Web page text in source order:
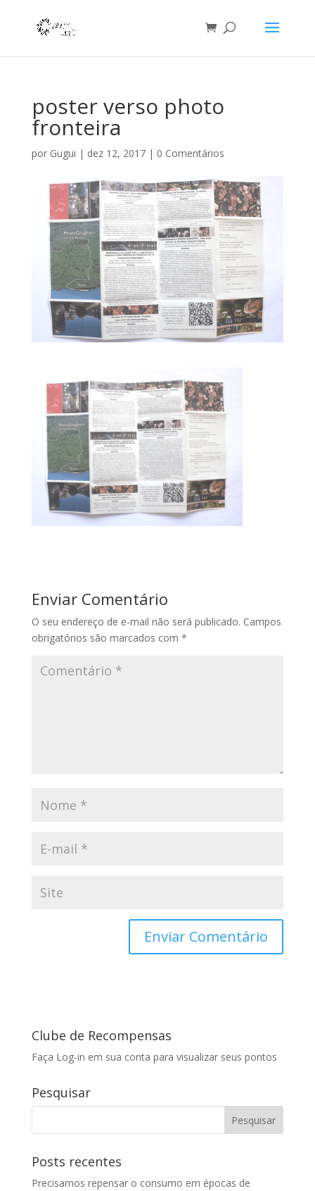
poster verso photo
fronteira
por Gugui | dez 12, 2017| 0 Comentários
Enviar Comentário
O seu endereço de e-mail não será publicado. Campos
obrigatórios são marcados com *
Clube de Recompensas
Faça Log-in em sua conta para visualizar seus pontos
Pesquisar
Posts recentes
Precisamos repensar o consumo em épocas de